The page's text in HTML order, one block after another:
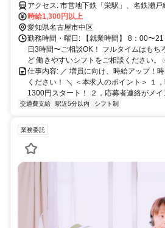
アクセス: 市営地下鉄「栄駅」、名鉄瀬
時給1,300円以上
愛知県名古屋市中区
勤務時間・曜日: 【就業時間】 8：00〜
日3時間〜ご相談OK！ フルタイムはもち
ど 働きやすいシフトをご相談ください。
仕事内容: ／ 増員に向け、時給アップ！
ください！ ＼ ＜本求人のポイント＞ １
1300円スタート！ ２，応募者連絡がメ
交通費支給 駅近5分以内 シフト制
業務委託